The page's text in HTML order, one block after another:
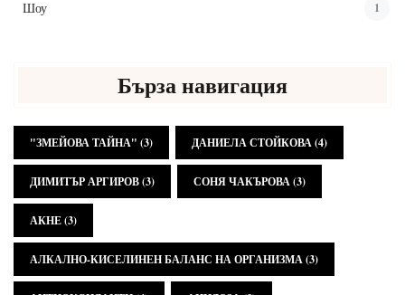
Шоу 1
Бърза навигация
"ЗМЕЙОВА ТАЙНА" (3) ДАНИЕЛА СТОЙКОВА(4)
ДИМИТЪР АРГИРОВ(3) СОНЯ ЧАКЪРОВА(3)
АКНЕ(3)
АЛКАЛНО-КИСЕЛИНЕН БАЛАНС НА ОРГАНИЗМА(3)